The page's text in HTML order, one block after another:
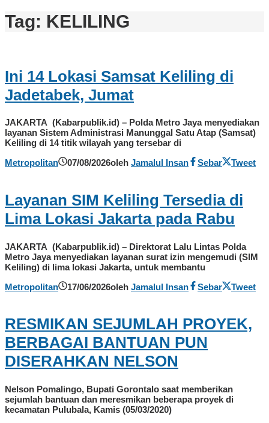
Tag: KELILING
Ini 14 Lokasi Samsat Keliling di
Jadetabek, Jumat
JAKARTA (Kabarpublik.id) – Polda Metro Jaya menyediakan
layanan Sistem Administrasi Manunggal Satu Atap (Samsat)
Keliling di 14 titik wilayah yang tersebar di
Metropolitan
07/08/2026oleh Jamalul Insan Sebar Tweet
Layanan SIM Keliling Tersedia di
Lima Lokasi Jakarta pada Rabu
JAKARTA (Kabarpublik.id) – Direktorat Lalu Lintas Polda
Metro Jaya menyediakan layanan surat izin mengemudi (SIM
Keliling) di lima lokasi Jakarta, untuk membantu
Metropolitan
17/06/2026oleh Jamalul Insan Sebar Tweet
RESMIKAN SEJUMLAH PROYEK,
BERBAGAI BANTUAN PUN
DISERAHKAN NELSON
Nelson Pomalingo, Bupati Gorontalo saat memberikan
sejumlah bantuan dan meresmikan beberapa proyek di
kecamatan Pulubala, Kamis (05/03/2020)